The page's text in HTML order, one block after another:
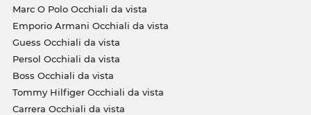
Marc O Polo Occhiali da vista
Emporio Armani Occhiali da vista
Guess Occhiali da vista
Persol Occhiali da vista
Boss Occhiali da vista
Tommy Hilfiger Occhiali da vista
Carrera Occhiali da vista